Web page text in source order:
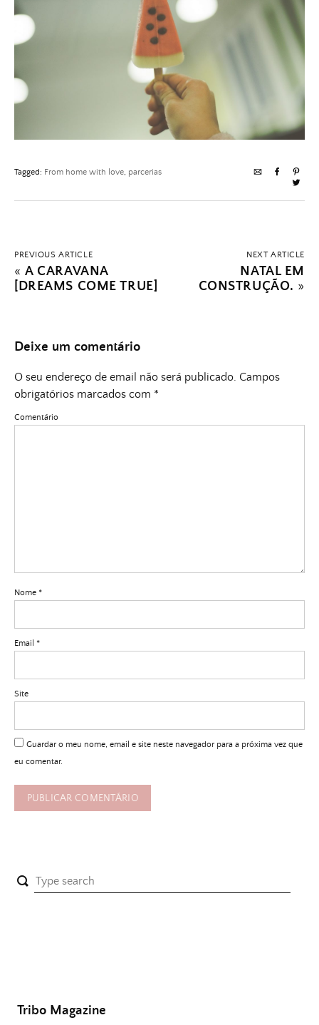
Tagged: From home with love, parcerias
PREVIOUS ARTICLE
«A CARAVANA
[DREAMS COME TRUE]
NEXT ARTICLE
NATAL EM
CONSTRUÇÃO. »
Deixe um comentário
O seu endereço de email não será publicado. Campos
obrigatórios marcados com *
Comentário
Nome *
Email *
Site
Guardar o meu nome, email e site neste navegador para a próxima vez que
eu comentar.
Tribo Magazine